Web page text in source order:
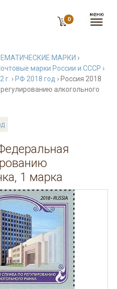
0
МАРКИ ›
марки России и СССР ›
г. › РФ 2018 год › Россия 2018
алкогольного
1 марка